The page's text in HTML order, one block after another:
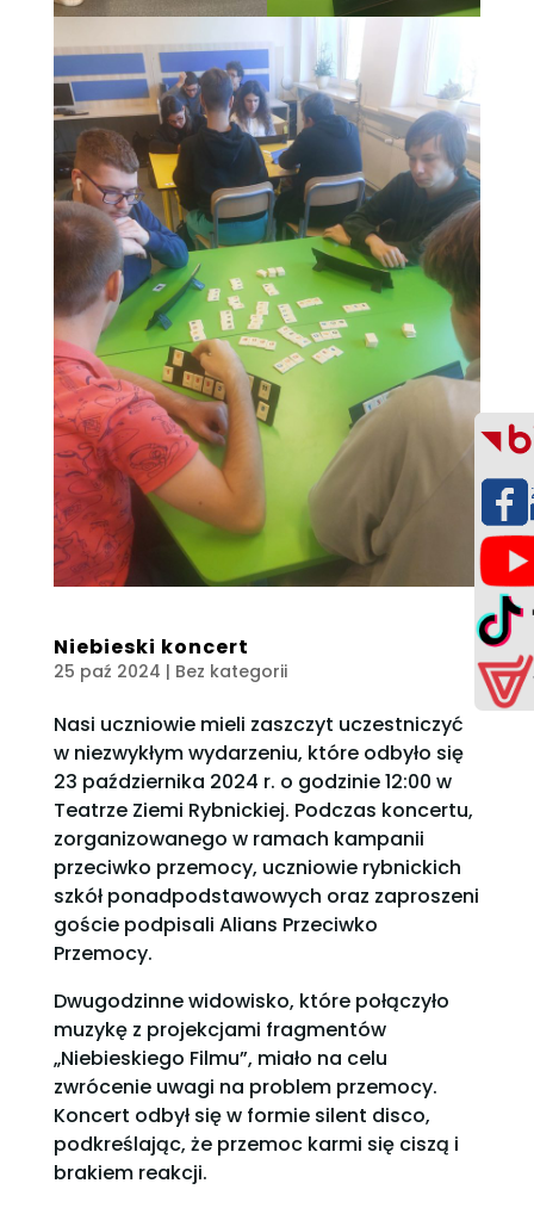
Niebieski koncert
25 paź 2024 | Bez kategorii
Nasi uczniowie mieli zaszczyt uczestniczyć
w niezwykłym wydarzeniu, które odbyło się
23 października 2024 r. o godzinie 12:00 w
Teatrze Ziemi Rybnickiej. Podczas koncertu,
zorganizowanego w ramach kampanii
przeciwko przemocy, uczniowie rybnickich
szkół ponadpodstawowych oraz zaproszeni
goście podpisali Alians Przeciwko
Przemocy.
Dwugodzinne widowisko, które połączyło
muzykę z projekcjami fragmentów
„Niebieskiego Filmu”, miało na celu
zwrócenie uwagi na problem przemocy.
Koncert odbył się w formie silent disco,
podkreślając, że przemoc karmi się ciszą i
brakiem reakcji.